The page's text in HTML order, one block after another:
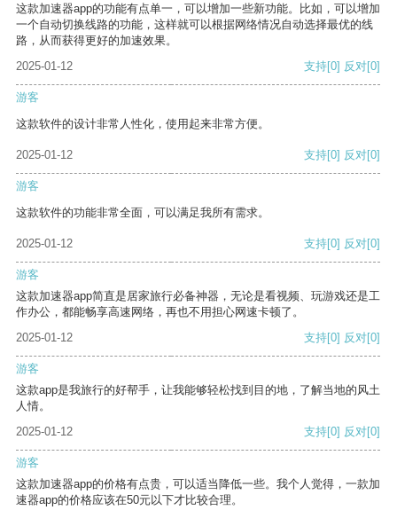
这款加速器app的功能有点单一，可以增加一些新功能。比如，可以增加
一个自动切换线路的功能，这样就可以根据网络情况自动选择最优的线
路，从而获得更好的加速效果。
2025-01-12
支持[0] 反对[0]
游客
这款软件的设计非常人性化，使用起来非常方便。
2025-01-12 支持[0] 反对[0]
游客
这款软件的功能非常全面，可以满足我所有需求。
2025-01-12 支持[0] 反对[0]
游客
这款加速器app简直是居家旅行必备神器，无论是看视频、玩游戏还是工
作办公，都能畅享高速网络，再也不用担心网速卡顿了。
2025-01-12
支持[0] 反对[0]
游客
这款app是我旅行的好帮手，让我能够轻松找到目的地，了解当地的风土
人情。
2025-01-12
支持[0] 反对[0]
游客
这款加速器app的价格有点贵，可以适当降低一些。我个人觉得，一款加
速器app的价格应该在50元以下才比较合理。